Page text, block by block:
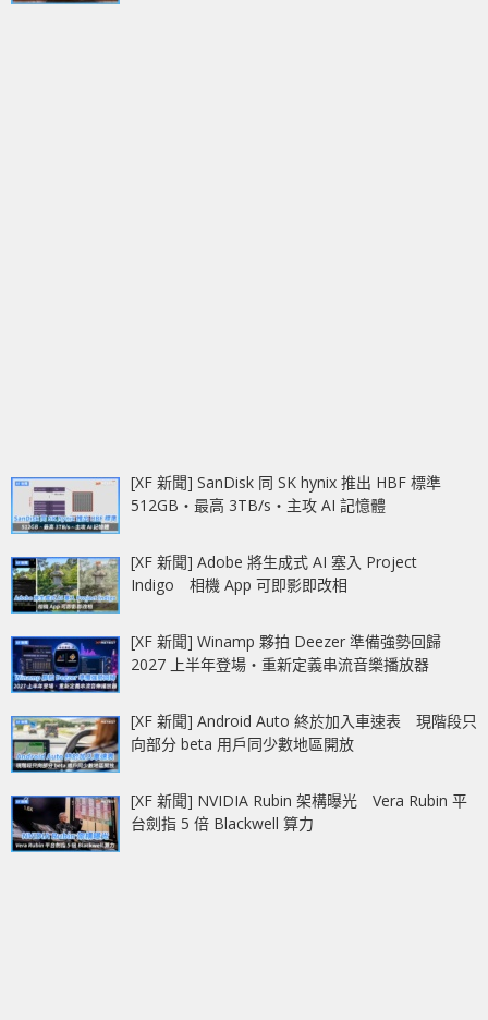
[XF 新聞] SanDisk 同 SK hynix 推出 HBF 標準
512GB‧最高 3TB/s‧主攻 AI 記憶體
[XF 新聞] Adobe 將生成式 AI 塞入 Project
Indigo 相機 App 可即影即改相
[XF 新聞] Winamp 夥拍 Deezer 準備強勢回歸
2027 上半年登場‧重新定義串流音樂播放器
[XF 新聞] Android Auto 終於加入車速表 現階段只
向部分 beta 用戶同少數地區開放
[XF 新聞] NVIDIA Rubin 架構曝光 Vera Rubin 平
台劍指 5 倍 Blackwell 算力